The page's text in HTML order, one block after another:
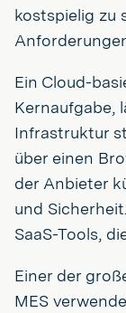
kostspielig zu
Ein Cloud-
Kernaufgabe,
Infrastruktur
über einen
der Anbieter
und
SaaS-Tools,
Einer der
MES